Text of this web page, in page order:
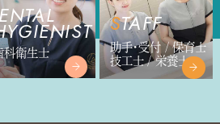
DENTAL
科衛生士
STAFF
助手・受付 / 保育士
技工士 / 栄養士